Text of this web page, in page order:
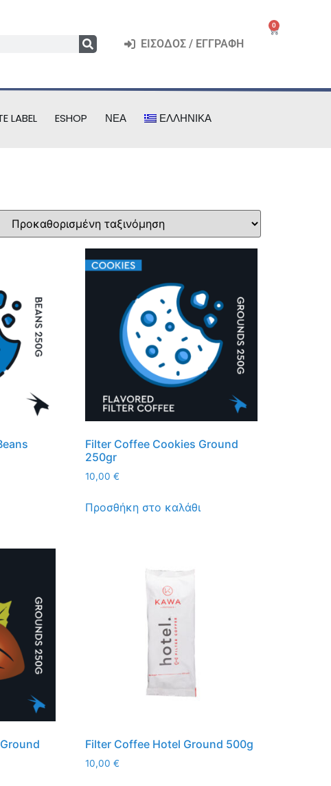
ΕΊΣΟΔΟΣ / ΕΓΓΡΑΦΉ
0
LABEL ESHOP ΝΈΑ ΕΛΛΗΝΙΚΆ
Filter Coffee Cookies Ground
250gr
10,00€
Προσθήκη στο καλάθι
Filter Coffee Hotel Ground 500g
10,00€